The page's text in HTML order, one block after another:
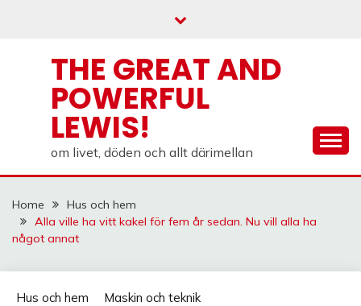
THE GREAT AND
POWERFUL
LEWIS!
om livet, döden och allt därimellan
Home
Hus och hem
Alla ville ha vitt kakel för fem år sedan. Nu vill alla ha
något annat
Hus och hem Maskin och teknik